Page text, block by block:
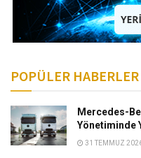
POPÜLER HABERLER
Mercedes-
Yönetiminde
31 TEMMUZ